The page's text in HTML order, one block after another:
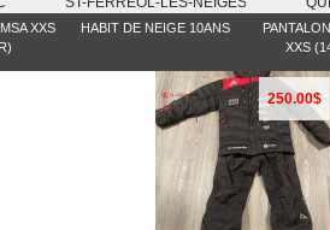
XXS
HABIT DE NEIGE 10ANS
XXS
250.00$